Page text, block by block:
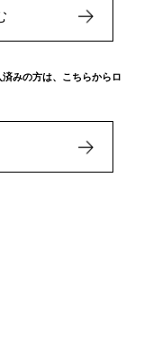
みの方は、こちらからロ